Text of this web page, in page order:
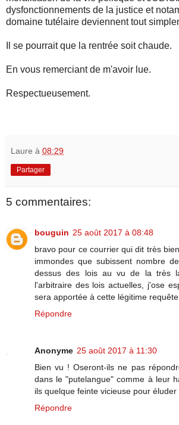
dysfonctionnements de la justice et
domaine tutélaire deviennent tout
Il se pourrait que la rentrée soit chaude.
En vous remerciant de m'avoir lue.
Respectueusement.
Laure à 08:29
Partager
5 commentaires:
bouguin 25 août 2017 à 08:48
bravo pour ce courrier qui dit très
immondes que subissent nombre
dessus des lois au vu de la très
l'arbitraire des lois actuelles, j'ose
sera apportée à cette légitime
Répondre
Anonyme 25 août 2017 à 11:30
Bien vu ! Oseront-ils ne pas
dans le "putelangue" comme à leur
ils quelque feinte vicieuse pour
Répondre